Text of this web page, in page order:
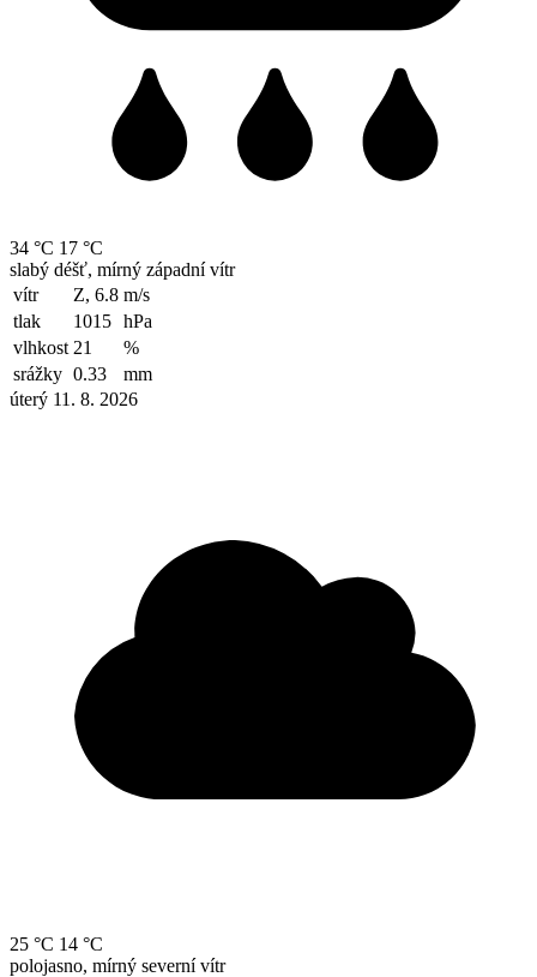
34 °C 17 °C
slabý déšť, mírný západní vítr
vítr
Z, 6.8 m/s
tlak
1015 hPa
vlhkost 21
%
srážky 0.33
mm
úterý 11. 8. 2026
25 °C 14 °C
polojasno, mírný severní vítr